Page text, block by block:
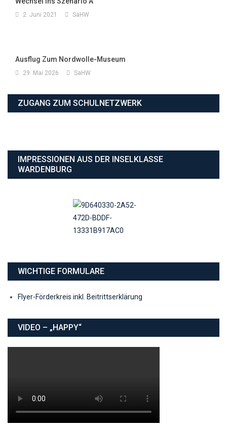
2. Juni 2021 SaHW
Ausflug Zum Nordwolle-Museum
29. Mai 2026 SaHW
ZUGANG ZUM SCHULNETZWERK
IMPRESSIONEN AUS DER INSELKLASSE
WARDENBURG
WICHTIGE FORMULARE
Flyer-Förderkreis inkl. Beitrittserklärung
VIDEO – „HAPPY“